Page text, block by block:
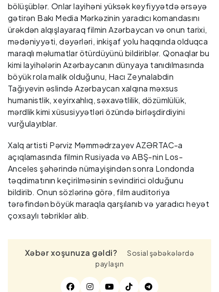
bölüşüblər. Onlar layihəni yüksək keyfiyyətdə ərsəyə
gətirən Bakı Media Mərkəzinin yaradıcı komandasını
ürəkdən alqışlayaraq filmin Azərbaycan və onun tarixi,
mədəniyyəti, dəyərləri, inkişaf yolu haqqında olduqca
maraqlı məlumatlar ötürdüyünü bildiriblər. Qonaqlar bu
kimi layihələrin Azərbaycanın dünyaya tanıdılmasında
böyük rola malik olduğunu, Hacı Zeynalabdin
Tağıyevin əslində Azərbaycan xalqına məxsus
humanistlik, xeyirxahlıq, səxavətlilik, dözümlülük,
mərdlik kimi xüsusiyyətləri özündə birləşdirdiyini
vurğulayıblar.
Xalq artisti Pərviz Məmmədrzayev AZƏRTAC-a
açıqlamasında filmin Rusiyada və ABŞ-nin Los-
Anceles şəhərində nümayişindən sonra Londonda
təqdimatının keçirilməsinin sevindirici olduğunu
bildirib. Onun sözlərinə görə, film auditoriya
tərəfindən böyük maraqla qarşılanıb və yaradıcı heyət
çoxsaylı təbriklər alıb.
Xəbər xoşunuza gəldi?
Sosial şəbəkələrdə
paylaşın